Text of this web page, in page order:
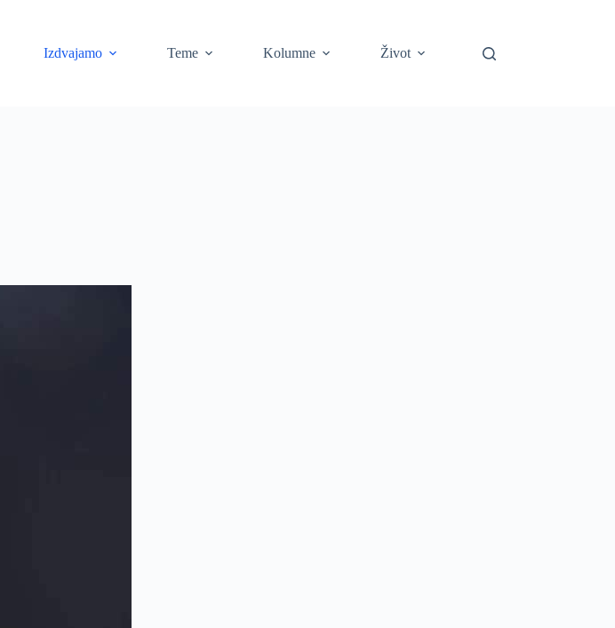
Izdvajamo Teme Kolumne Život